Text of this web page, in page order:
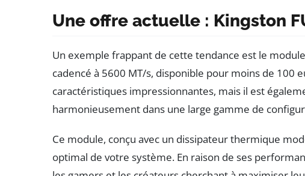
Une offre actuelle : Kingston
Un exemple frappant de cette tendance est le module
cadencé à 5600 MT/s, disponible pour moins de 100
caractéristiques impressionnantes, mais il est
harmonieusement dans une large gamme de
Ce module, conçu avec un dissipateur thermique
optimal de votre système. En raison de ses